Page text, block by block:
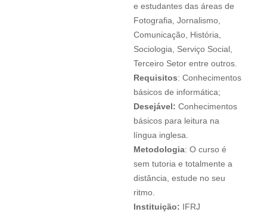
e estudantes das áreas de
Fotografia, Jornalismo,
Comunicação, História,
Sociologia, Serviço Social,
Terceiro Setor entre outros.
Requisitos: Conhecimentos
básicos de informática;
Desejável: Conhecimentos
básicos para leitura na
língua inglesa.
Metodologia: O curso é
sem tutoria e totalmente a
distância, estude no seu
ritmo.
Instituição: IFRJ